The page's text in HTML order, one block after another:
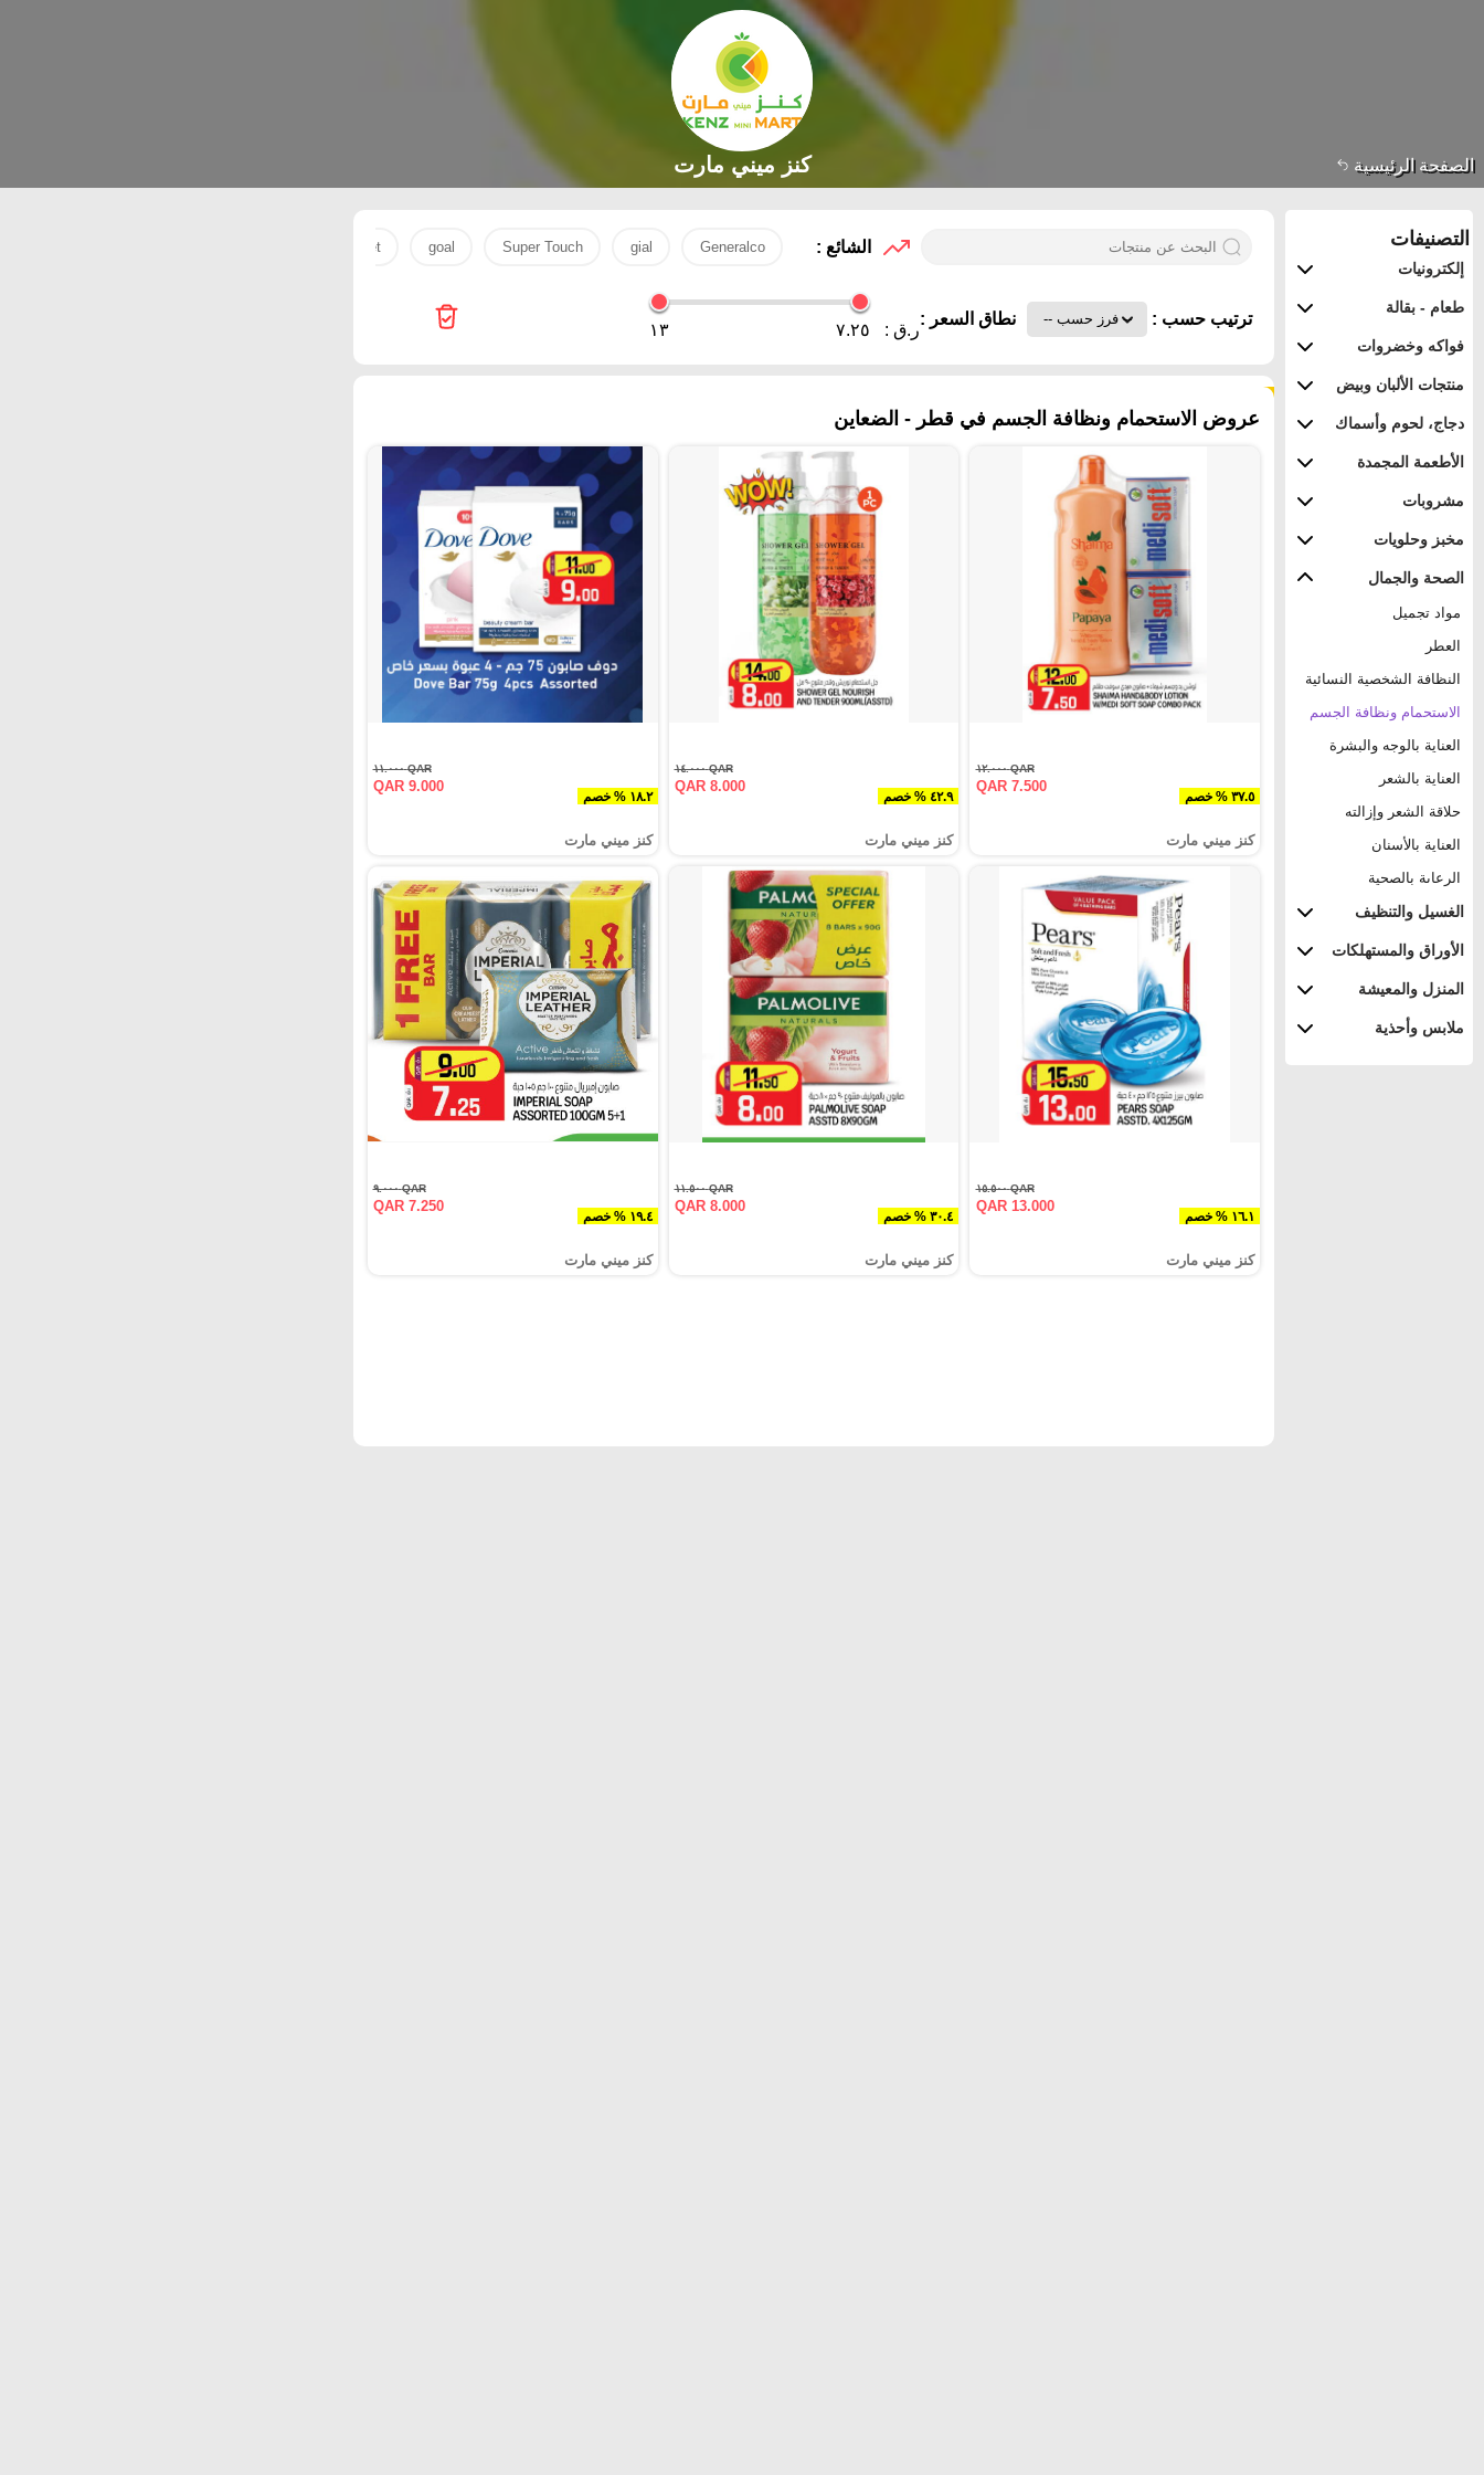
الصفحة الرئيسية كنز ميني مارت
التصنيفات
إلكترونيات
طعام - بقالة
فواكه وخضروات
منتجات الألبان وبيض
دجاج، لحوم وأسماك
الأطعمة المجمدة
مشروبات
مخبز وحلويات
الصحة والجمال
مواد تجميل
العطر
النظافة الشخصية النسائية
الاستحمام ونظافة الجسم
العناية بالوجه والبشرة
العناية بالشعر
حلاقة الشعر وإزالته
العناية بالأسنان
الرعاىة بالصحية
الغسيل والتنظيف
الأوراق والمستهلكات
المنزل والمعيشة
ملابس وأحذية
الشائع : Generalco
gial
Super Touch
goal
LuLu Hypermarket
ترتيب حسب : نطاق السعر :
ر.ق : ٧.٢٥ ١٣
عروض الاستحمام ونظافة الجسم في قطر - الضعاين
٣٧.٥ % خصم
QAR ١٢.٠٠٠
QAR 7.500
كنز ميني مارت
٤٢.٩ % خصم
QAR ١٤.٠٠٠
QAR 8.000
كنز ميني مارت
١٨.٢ % خصم
QAR ١١.٠٠٠
QAR 9.000
كنز ميني مارت
١٦.١ % خصم
QAR ١٥.٥٠٠
QAR 13.000
كنز ميني مارت
٣٠.٤ % خصم
QAR ١١.٥٠٠
QAR 8.000
كنز ميني مارت
١٩.٤ % خصم
QAR ٩.٠٠٠
QAR 7.250
كنز ميني مارت